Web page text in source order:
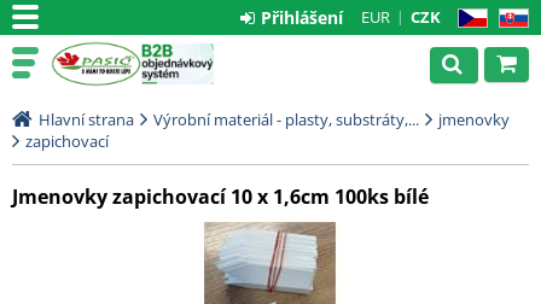
CZ SK
EUR CZK
Přihlášení
Hlavní strana Výrobní materiál - plasty, substráty,...
jmenovky
zapichovací
Jmenovky zapichovací 10 x 1,6cm 100ks bílé